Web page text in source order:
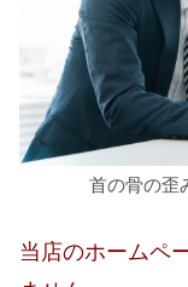
首の骨の歪
当店のホームペ